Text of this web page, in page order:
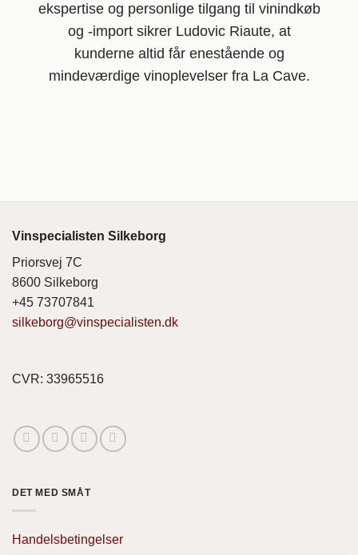
ekspertise og personlige tilgang til vinindkøb
og -import sikrer Ludovic Riaute, at
kunderne altid får enestående og
mindeværdige vinoplevelser fra La Cave.
Vinspecialisten Silkeborg
Priorsvej 7C
8600 Silkeborg
+45 73707841
silkeborg@vinspecialisten.dk
CVR: 33965516
DET MED SMÅT
Handelsbetingelser